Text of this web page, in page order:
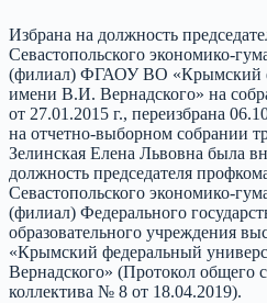
Избрана на должность
Севастопольского экономико-
(филиал) ФГАОУ ВО «Крымский
имени В.И. Вернадского» на
от 27.01.2015 г., переизбрана
на отчетно-выборном собрании
Зелинская Елена Львовна была
должность председателя
Севастопольского экономико-
(филиал) Федерального
образовательного учреждения
«Крымский федеральный
Вернадского» (Протокол общего
коллектива № 8 от 18.04.2019).